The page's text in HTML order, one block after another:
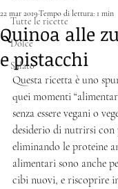
Tutte le ricette
Dolce
Salato
Quinoa alle
e pistacchi
22 mar 2019Tempo di lettura: 1 min
Questa ricetta è uno
quei momenti
senza essere vegani o
desiderio di nutrirsi con
eliminando le proteine
alimentari sono anche
cibi nuovi, e riscoprire